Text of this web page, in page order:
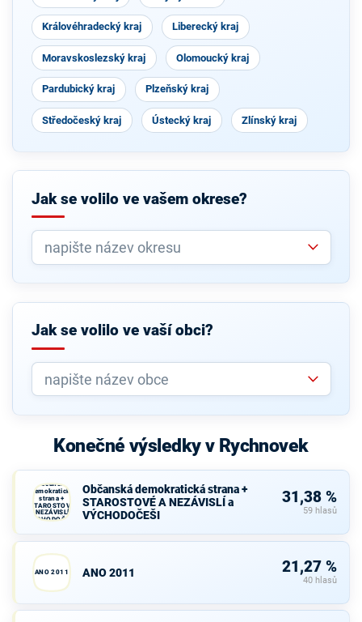
Královéhradecký kraj Liberecký kraj
Moravskoslezský kraj Olomoucký kraj
Pardubický kraj Plzeňský kraj
Středočeský kraj Ústecký kraj Zlínský kraj
Jak se volilo ve vašem okrese?
Jak se volilo ve vaší obci?
Konečné výsledky v Rychnovek
Občanská
demokratická
strana +
STAROSTOVÉ
A NEZÁVISLÍ a
VÝCHODOČEŠI
Občanská demokratická strana +
STAROSTOVÉ A NEZÁVISLÍ a
VÝCHODOČEŠI
31,38 %
59 hlasů
ANO 2011 ANO 2011 21,27 %
40 hlasů